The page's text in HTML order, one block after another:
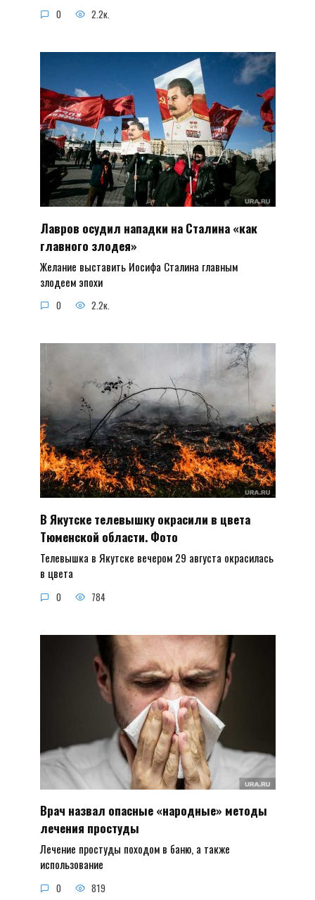
0 2.2к.
Лавров осудил нападки на Сталина «как
главного злодея»
Желание выставить Иосифа Сталина главным
злодеем эпохи
0 2.2к.
В Якутске телевышку окрасили в цвета
Тюменской области. Фото
Телевышка в Якутске вечером 29 августа окрасилась
в цвета
0 784
Врач назвал опасные «народные» методы
лечения простуды
Лечение простуды походом в баню, а также
использование
0 819